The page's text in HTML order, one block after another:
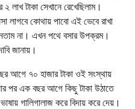
লাখ টাকা সেখানে রেখেছিলাম।
লাগবে কোথায় পাবো এই ভেবে রাখা
না। এখন পথে বসার উপক্রম।
জানায়।
আগে ৭০ হাজার টাকা ওই সংস্থায়
পর এক বছর আগে কিছু টাকা উঠাতে
গালিগালাজ করে বিদায় করে দেয়।